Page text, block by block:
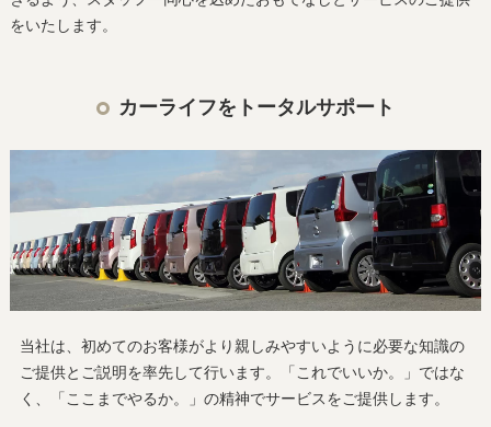
をいたします。
カーライフをトータルサポート
当社は、初めてのお客様がより親しみやすいように必要な知識の
ご提供とご説明を率先して行います。「これでいいか。」ではな
く、「ここまでやるか。」の精神でサービスをご提供します。